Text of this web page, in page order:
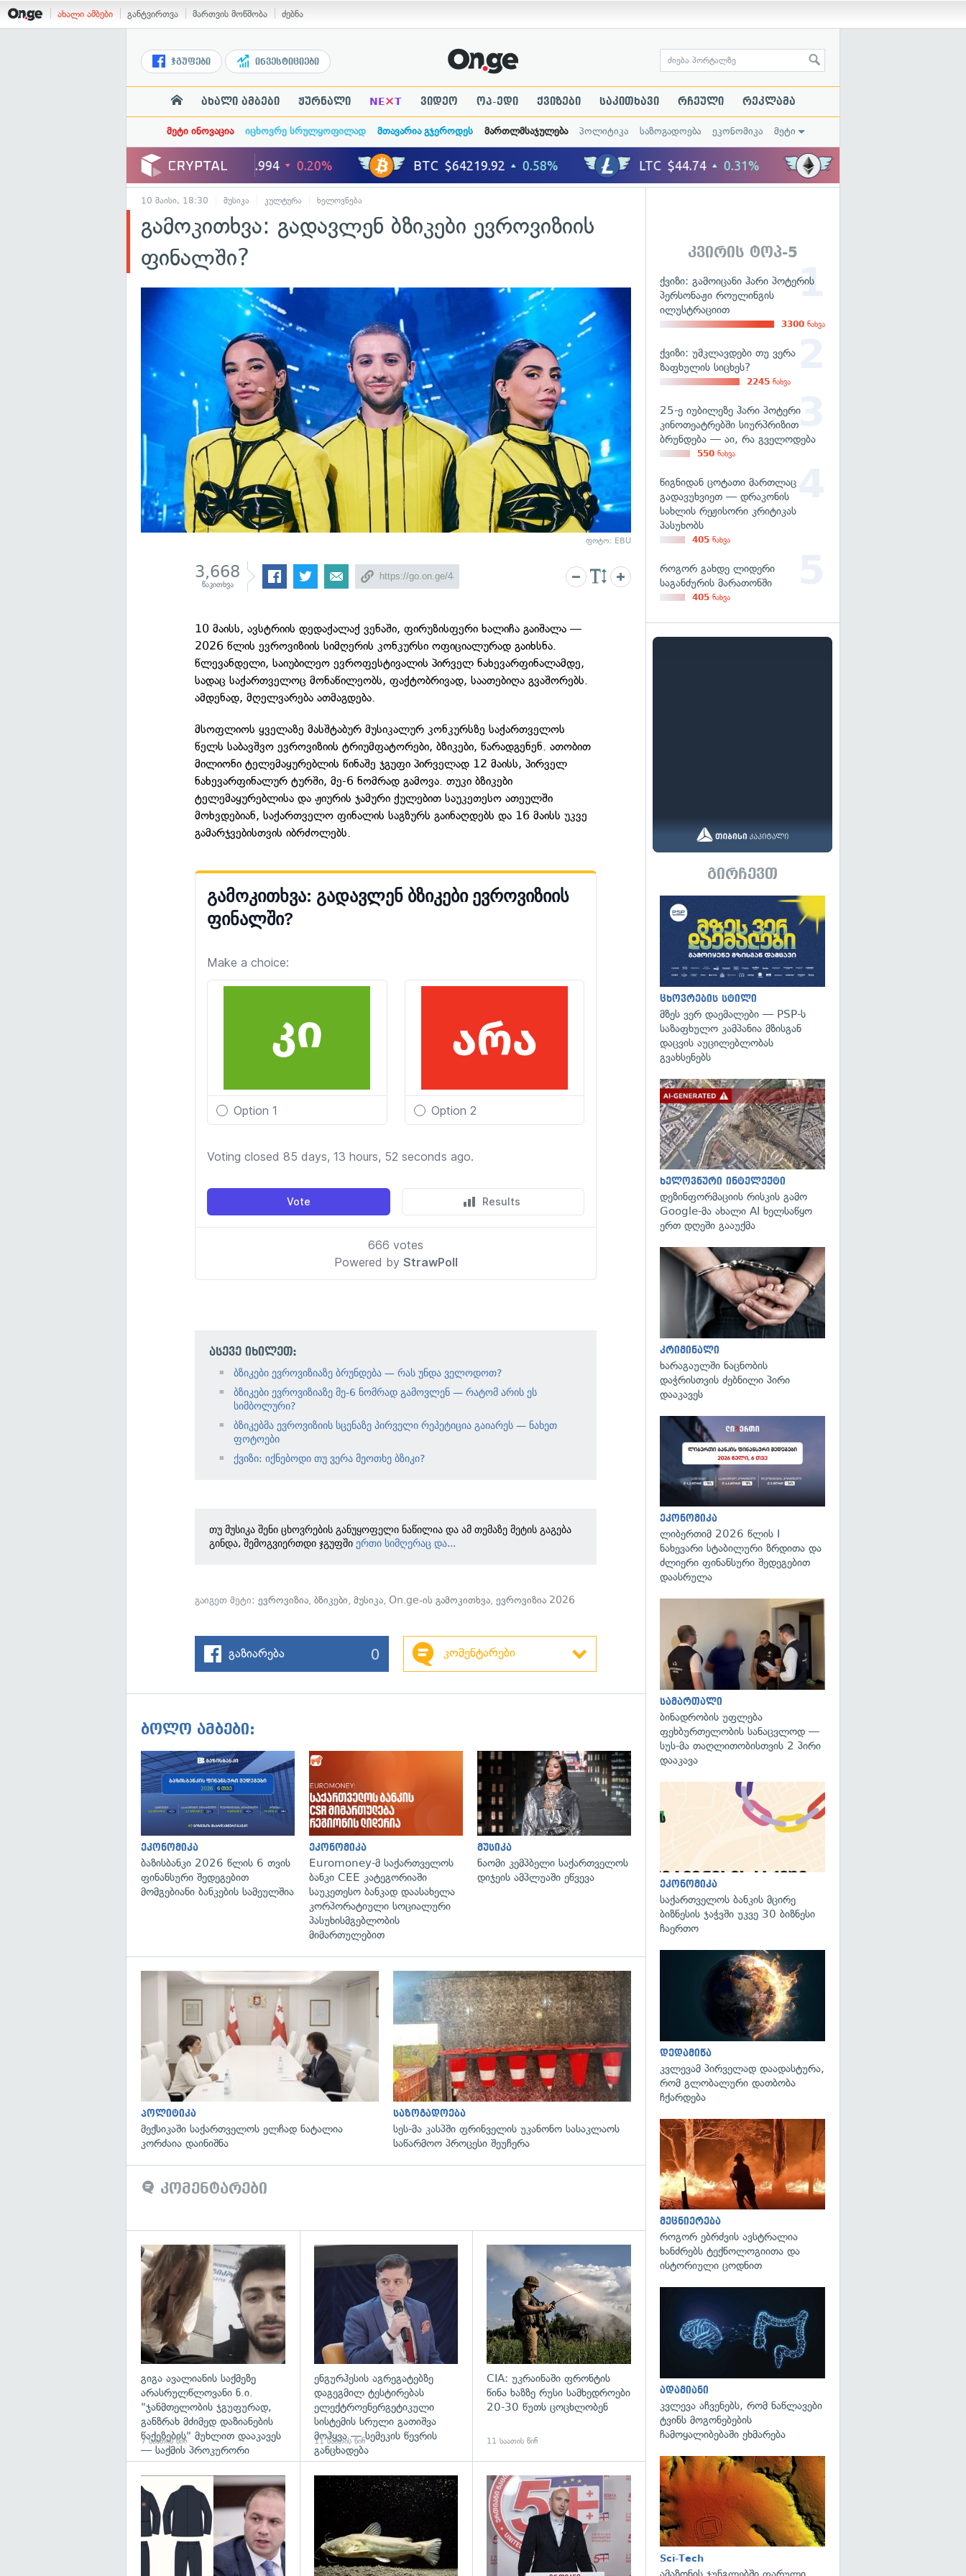
ახალი ამბები განტვირთვა მართვის მოწმობა ძებნა
ჯგუფები ინვესტიციები
ახალი ამბები ჟურნალი NE×T ვიდეო ოპ-ედი ქვიზები საკითხავი რჩეული რეკლამა
მეტი ინოვაცია იცხოვრე სრულყოფილად მთავარია გჯეროდეს მართლმსაჯულება პოლიტიკა საზოგადოება ეკონომიკა მეტი
10 მაისი, 18:30 მუსიკა კულტურა ხელოვნება
გამოკითხვა: გადავლენ ბზიკები ევროვიზიის
ფინალში?
ფოტო: EBU
3,668
წაკითხვა
10 მაისს, ავსტრიის დედაქალაქ ვენაში, ფირუზისფერი ხალიჩა გაიშალა —
2026 წლის ევროვიზიის სიმღერის კონკურსი ოფიციალურად გაიხსნა.
წლევანდელი, საიუბილეო ევროფესტივალის პირველ ნახევარფინალამდე,
სადაც საქართველოც მონაწილეობს, ფაქტობრივად, საათებიღა გვაშორებს.
ამდენად, მღელვარება ათმაგდება.
მსოფლიოს ყველაზე მასშტაბურ მუსიკალურ კონკურსზე საქართველოს
წელს საბავშვო ევროვიზიის ტრიუმფატორები, ბზიკები, წარადგენენ. ათობით
მილიონი ტელემაყურებლის წინაშე ჯგუფი პირველად 12 მაისს, პირველ
ნახევარფინალურ ტურში, მე-6 ნომრად გამოვა. თუკი ბზიკები
ტელემაყურებლისა და ჟიურის ჯამური ქულებით საუკეთესო ათეულში
მოხვდებიან, საქართველო ფინალის საგზურს გაინაღდებს და 16 მაისს უკვე
გამარჯვებისთვის იბრძოლებს.
ასევე იხილეთ:
ბზიკები ევროვიზიაზე ბრუნდება — რას უნდა ველოდოთ?
ბზიკები ევროვიზიაზე მე-6 ნომრად გამოვლენ — რატომ არის ეს
სიმბოლური?
ბზიკებმა ევროვიზიის სცენაზე პირველი რეპეტიცია გაიარეს — ნახეთ
ფოტოები
ქვიზი: იქნებოდი თუ ვერა მეოთხე ბზიკი?
თუ მუსიკა შენი ცხოვრების განუყოფელი ნაწილია და ამ თემაზე მეტის გაგება
გინდა, შემოგვიერთდი ჯგუფში ერთი სიმღერაც და...
გაიგეთ მეტი:ევროვიზია,ბზიკები,მუსიკა,On.ge-ის გამოკითხვა,ევროვიზია 2026
გაზიარება 0 კომენტარები
ბოლო ამბები:
ეკონომიკა
ბაზისბანკი 2026 წლის 6 თვის
ფინანსური შედეგებით
მომგებიანი ბანკების სამეულშია
ეკონომიკა
Euromoney-მ საქართველოს
ბანკი CEE კატეგორიაში
საუკეთესო ბანკად დაასახელა
კორპორატიული სოციალური
პასუხისმგებლობის
მიმართულებით
გადახედვა
მუსიკა
ნაომი კემპბელი საქართველოს
დიჯეის ამპლუაში ეწვევა
გადახედვა
პოლიტიკა
მექსიკაში საქართველოს ელჩად ნატალია
კორძაია დაინიშნა
საზოგადოება
სეს-მა კასპში ფრინველის უკანონო სასაკლაოს
საწარმოო პროცესი შეუჩერა
კომენტარები
გიგა ავალიანის საქმეზე
არასრულწლოვანი ნ.ი.
"ჯანმთელობის ჯგუფურად,
განზრახ მძიმედ დაზიანების
წაქეზების" მუხლით დააკავეს
— საქმის პროკურორი
7 საათის წინ
გადახედვა
ენგურჰესის აგრეგატებზე
დაგეგმილ ტესტირებას
ელექტროენერგეტიკული
სისტემის სრული გათიშვა
მოჰყვა — სემეკის წევრის
განცხადება
11 საათის წინ
გადახედვა
CIA: უკრაინაში ფრონტის
წინა ხაზზე რუსი სამხედროები
20-30 წუთს ცოცხლობენ
11 საათის წინ
გადახედვა გადახედვა გადახედვა
კვირის ტოპ-5
ქვიზი: გამოიცანი ჰარი პოტერის
პერსონაჟი როულინგის
ილუსტრაციით
3300 ნახვა
ქვიზი: უმკლავდები თუ ვერა
ზაფხულის სიცხეს?
2245 ნახვა
25-ე იუბილეზე ჰარი პოტერი
კინოთეატრებში სიურპრიზით
ბრუნდება — აი, რა გველოდება
550 ნახვა
წიგნიდან ცოტათი მართლაც
გადავუხვიეთ — დრაკონის
სახლის რეჟისორი კრიტიკას
პასუხობს
405 ნახვა
როგორ გახდე ლიდერი
საგანძურის მარათონში
405 ნახვა
გირჩევთ
ცხოვრების სტილი
მზეს ვერ დაემალები — PSP-ს
საზაფხულო კამპანია მზისგან
დაცვის აუცილებლობას
გვახსენებს
ხელოვნური ინტელექტი
დეზინფორმაციის რისკის გამო
Google-მა ახალი AI ხელსაწყო
ერთ დღეში გააუქმა
კრიმინალი
ხარაგაულში ნაცნობის
დაჭრისთვის ძებნილი პირი
დააკავეს
ეკონომიკა
ლიბერთიმ 2026 წლის I
ნახევარი სტაბილური ზრდითა და
ძლიერი ფინანსური შედეგებით
დაასრულა
სამართალი
ბინადრობის უფლება
ფეხბურთელობის სანაცვლოდ —
სუს-მა თაღლითობისთვის 2 პირი
დააკავა
ეკონომიკა
საქართველოს ბანკის მცირე
ბიზნესის ჯაჭვში უკვე 30 ბიზნესი
ჩაერთო
დედამიწა
კვლევამ პირველად დაადასტურა,
რომ გლობალური დათბობა
ჩქარდება
მეცნიერება
როგორ ებრძვის ავსტრალია
ხანძრებს ტექნოლოგიითა და
ისტორიული ცოდნით
ადამიანი
კვლევა აჩვენებს, რომ ნაწლავები
ტვინს მოგონებების
ჩამოყალიბებაში ეხმარება
Sci-Tech